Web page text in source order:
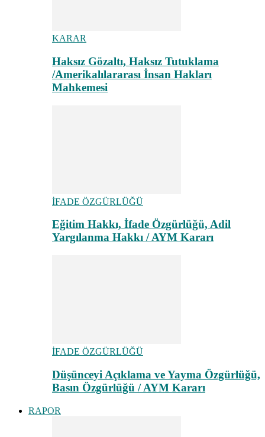
KARAR
Haksız Gözaltı, Haksız Tutuklama
/Amerikalılararası İnsan Hakları
Mahkemesi
İFADE ÖZGÜRLÜĞÜ
Eğitim Hakkı, İfade Özgürlüğü, Adil
Yargılanma Hakkı / AYM Kararı
İFADE ÖZGÜRLÜĞÜ
Düşünceyi Açıklama ve Yayma Özgürlüğü,
Basın Özgürlüğü / AYM Kararı
RAPOR